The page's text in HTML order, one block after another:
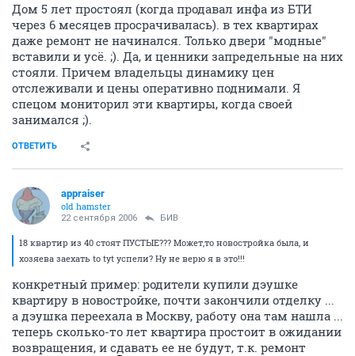
Дом 5 лет простоял (когда продавал инфа из БТИ
через 6 месяцев просрачивалась). в тех квартирах
даже ремонт не начинался. Только двери "модные"
вставили и усё. ;). Да, и ценники запредельные на них
стояли. Причем владельцы динамику цен
отслеживали и цены оперативно поднимали. Я
спецом мониторил эти квартиры, когда своей
занимался ;).
ОТВЕТИТЬ
appraiser
old hamster
22 сентября 2006 БИВ
18 квартир из 40 стоят ПУСТЫЕ??? Может,то новостройка была, и
хозяева заехать to tyt успели? Ну не верю я в это!!!
конкретный пример: родители купили дэушке
квартиру в новостройке, почти закончили отделку ...
а дэушка переехала в Москву, работу она там нашла ...
теперь сколько-то лет квартира простоит в ожидании
возвращения, и сдавать ее не будут, т.к. ремонт